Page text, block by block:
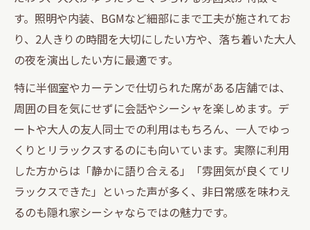
シーシャ空間が生み出す心地よい距離感の
秘密
隠れ家シーシャで自然に会話が弾む理由
青山一丁目界隈で距離が縮まるシーシャ体
験
表参道でシーシャが叶える自然な親密空間
2軒目利用で距離を縮めるシーシャの選択肢
表参道界隈で静かに満喫するシーシャ時間
表参道でシーシャを静かに楽しむコツと魅
す。照明や内装、BGMなど細部にまで工夫が施されてお
り、2人きりの時間を大切にしたい方や、落ち着いた大人
の夜を演出したい方に最適です。
特に半個室やカーテンで仕切られた席がある店舗では、
周囲の目を気にせずに会話やシーシャを楽しめます。デ
ートや大人の友人同士での利用はもちろん、一人でゆっ
くりとリラックスするのにも向いています。実際に利用
した方からは「静かに語り合える」「雰囲気が良くてリ
ラックスできた」といった声が多く、非日常感を味わえ
るのも隠れ家シーシャならではの魅力です。